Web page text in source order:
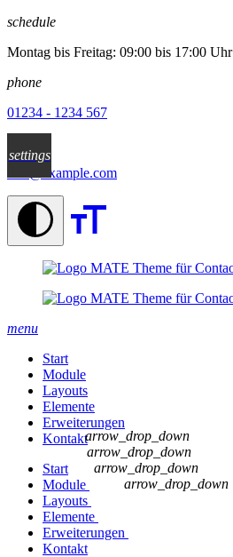
schedule
Montag bis Freitag: 09:00 bis 17:00 Uhr
phone
01234 - 1234 567
info@example.com
menu
Start
Module
Layouts
Elemente
Erweiterungen
Kontakt
Start
Module
arrow_drop_down
Layouts
arrow_drop_down
Elemente
arrow_drop_down
Erweiterungen
arrow_drop_down
Kontakt
settings